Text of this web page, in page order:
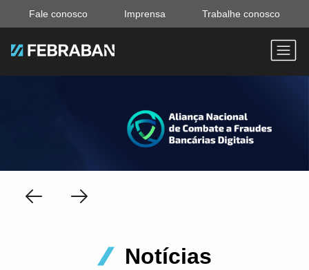
Fale conosco Imprensa Trabalhe conosco
Notícias